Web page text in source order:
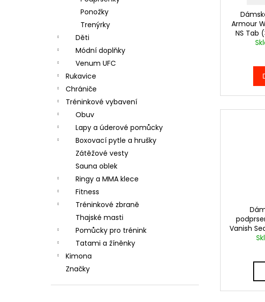
Ponožky
Trenýrky
Děti
Módní doplňky
Venum UFC
Rukavice
Chrániče
Tréninkové vybavení
Obuv
Lapy a úderové pomůcky
Boxovací pytle a hrušky
Zátěžové vesty
Sauna oblek
Ringy a MMA klece
Fitness
Tréninkové zbraně
Thajské masti
Pomůcky pro trénink
Tatami a žíněnky
Kimona
Značky
Armour
NS Tab
Vanish
-